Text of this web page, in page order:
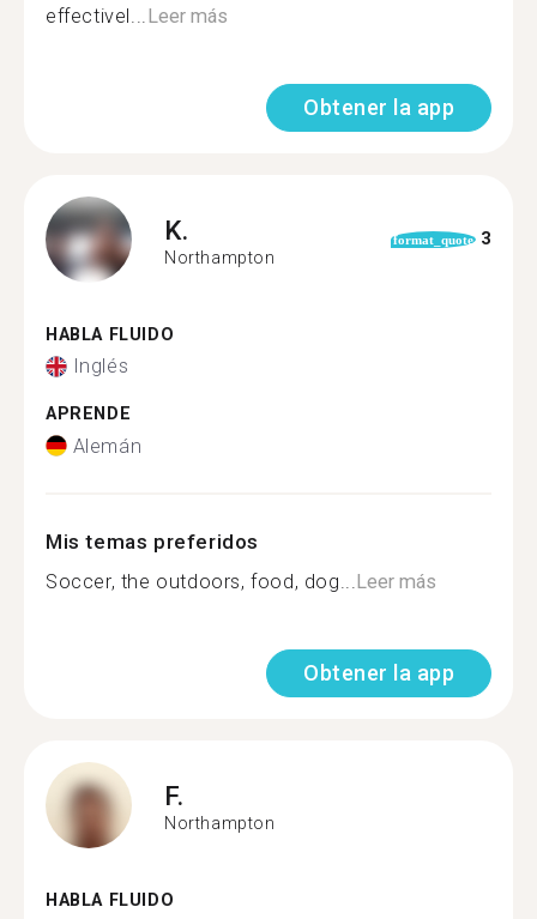
effectivel... Leer más
Obtener la app
K.
Northampton
format_quote 3
HABLA FLUIDO
Inglés
APRENDE
Alemán
Mis temas preferidos
Soccer, the outdoors, food, dog... Leer más
Obtener la app
F.
Northampton
HABLA FLUIDO